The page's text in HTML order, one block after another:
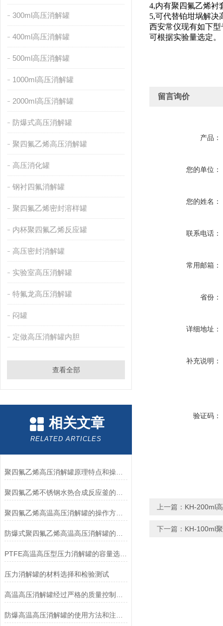
300ml高压消解罐
400ml高压消解罐
500ml高压消解罐
1000ml高压消解罐
2000ml高压消解罐
防爆式高压消解罐
聚四氟乙烯高压消解罐
高压消化罐
钢衬四氟消解罐
聚四氟乙烯密封溶样罐
内杯聚四氟乙烯反应罐
高压密封消解罐
实验室高压消解罐
特氟龙高压消解罐
闷罐
定做高压消解罐内胆
查看全部
相关文章
RELATED ARTICLES
聚四氟乙烯高压消解罐原理特点和操作方法
聚四氟乙烯高温高压消解罐的操作方法及注意事项
PTFE高温高压型压力消解罐的容量选择和操作注意事项
压力消解罐的材料选择和检验测试
4,内有聚四氟乙烯衬
5,可代替铂坩埚解决
西安常仪现有如下型
可根据实验量选定。
留言询价
产品：
您的单位：
您的姓名：
联系电话：
常用邮箱：
省份：
详细地址：
补充说明：
验证码：
上一篇： KH-200ml
下一篇： KH-100ml